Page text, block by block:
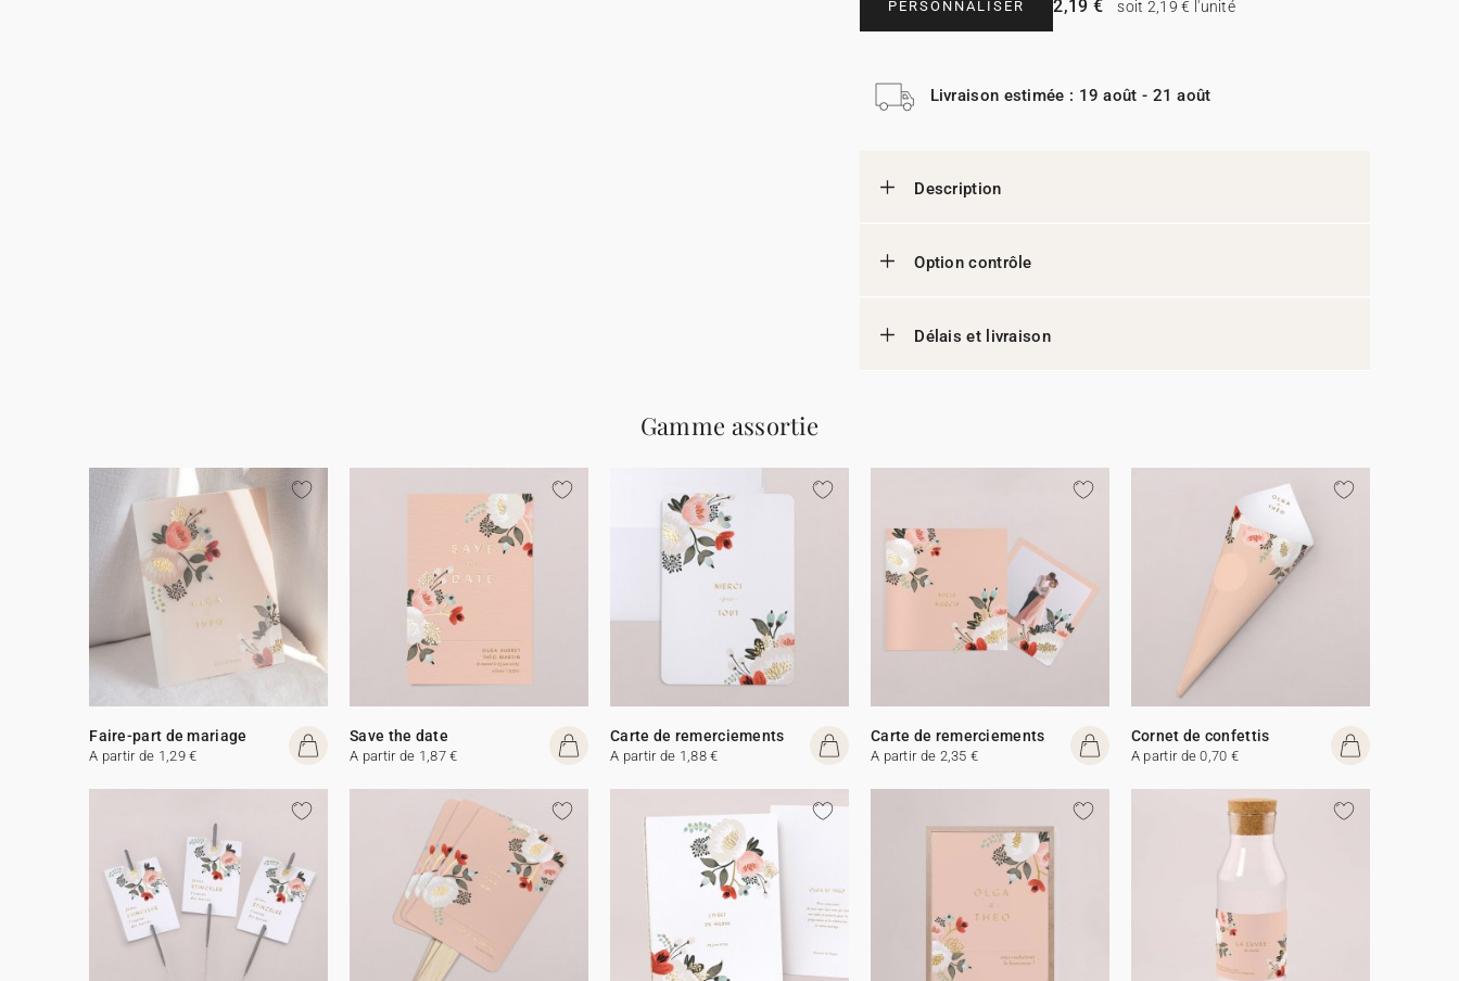
PERSONNALISER 2,19 € soit 2,19 € l'unité
Livraison estimée : 19 août - 21 août
Description
Option contrôle
Délais et livraison
Gamme assortie
Faire-part de mariage
A partir de 1,29 €
Save the date
A partir de 1,87 €
Carte de remerciements
A partir de 1,88 €
Carte de remerciements
A partir de 2,35 €
Cornet de confettis
A partir de 0,70 €